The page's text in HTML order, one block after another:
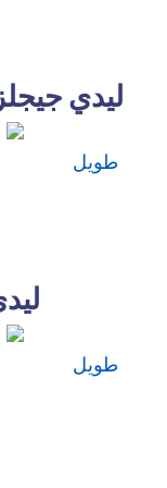
ليدي
طويل
طويل